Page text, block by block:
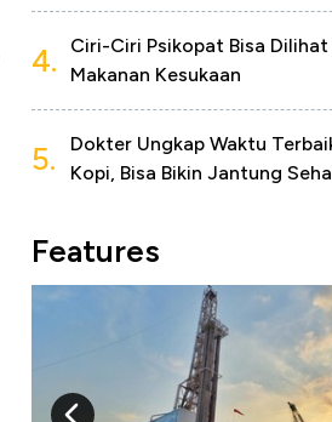
4.
Ciri-Ciri Psikopat Bisa
Makanan Kesukaan
5.
Dokter Ungkap Waktu
Kopi, Bisa Bikin Jantung
Features